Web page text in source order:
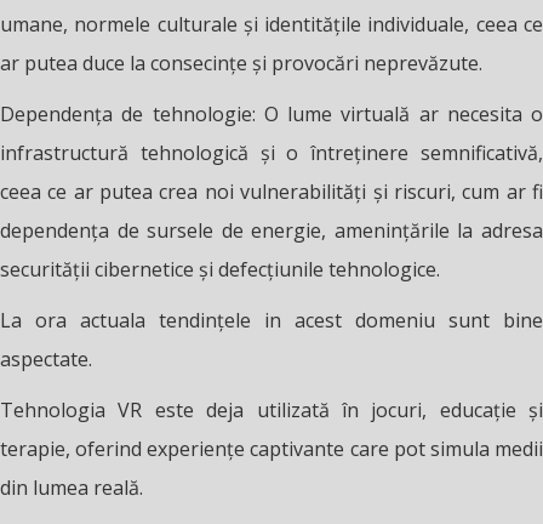
umane, normele culturale și identitățile individuale, ceea ce
ar putea duce la consecințe și provocări neprevăzute.
Dependența de tehnologie: O lume virtuală ar necesita o
infrastructură tehnologică și o întreținere semnificativă,
ceea ce ar putea crea noi vulnerabilități și riscuri, cum ar fi
dependența de sursele de energie, amenințările la adresa
securității cibernetice și defecțiunile tehnologice.
La ora actuala tendințele in acest domeniu sunt bine
aspectate.
Tehnologia VR este deja utilizată în jocuri, educație și
terapie, oferind experiențe captivante care pot simula medii
din lumea reală.